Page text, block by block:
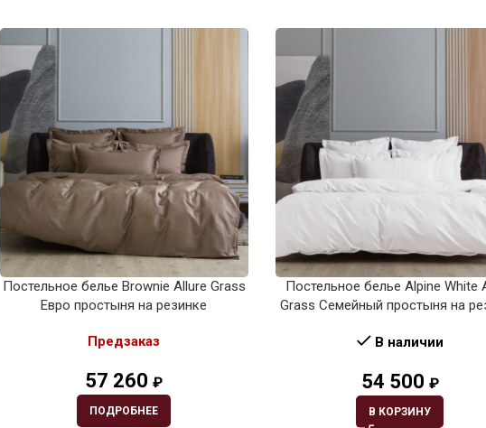
Постельное белье Brownie Allure Grass
Евро простыня на резинке
Предзаказ
57 260 ₽
ПОДРОБНЕЕ
Постельное белье Alpine White
Grass Семейный простыня на
В наличии
54 500 ₽
В КОРЗИНУ